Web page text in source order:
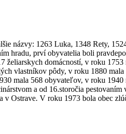
názvy: 1263 Luka, 1348 Rety,
hradu, prví obyvatelia boli
želiarskych domácností, v roku
vlastníkov pôdy, v roku 1880
mala 568 obyvateľov, v roku
a od 16.storočia
Ostrave. V roku 1973 bola obec